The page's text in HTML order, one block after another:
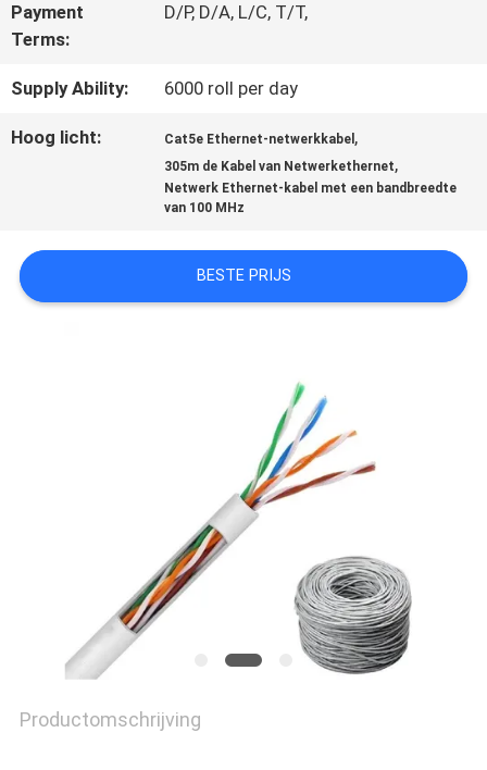
NIEUWS
GEVALLEN
PRIVACYBELEID
Payment
Terms:
D/P, D/A, L/C, T/T,
Supply Ability: 6000 roll per day
Hoog licht: Cat5e Ethernet-netwerkkabel ,
305m de Kabel van Netwerkethernet,
Netwerk Ethernet-kabel met een bandbreedte
van 100 MHz
BESTE PRIJS
Productomschrijving